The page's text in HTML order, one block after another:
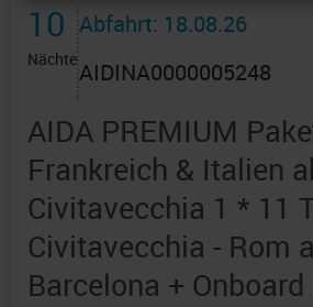
10
Nächte
Abfahrt: 18.08.26
AIDINA0000005248
AIDA PREMIUM
Frankreich & Italien
Civitavecchia 1 * 11
Civitavecchia - Rom
Barcelona + Onboard